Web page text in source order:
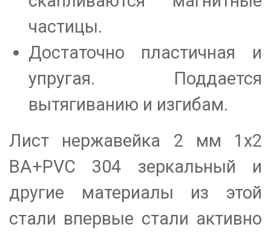
частицы.
Достаточно пластичная и
упругая. Поддается
вытягиванию и изгибам.
Лист нержавейка 2 мм 1х2
BA+PVC 304 зеркальный и
другие материалы из этой
стали впервые стали активно